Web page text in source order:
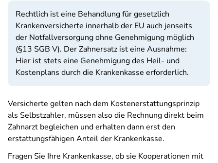
Rechtlich ist eine Behandlung für gesetzlich
Krankenversicherte innerhalb der EU auch jenseits
der Notfallversorgung ohne Genehmigung möglich
(§13 SGB V). Der Zahnersatz ist eine Ausnahme:
Hier ist stets eine Genehmigung des Heil- und
Kostenplans durch die Krankenkasse erforderlich.
Versicherte gelten nach dem Kostenerstattungsprinzip
als Selbstzahler, müssen also die Rechnung direkt beim
Zahnarzt begleichen und erhalten dann erst den
erstattungsfähigen Anteil der Krankenkasse.
Fragen Sie Ihre Krankenkasse, ob sie Kooperationen mit